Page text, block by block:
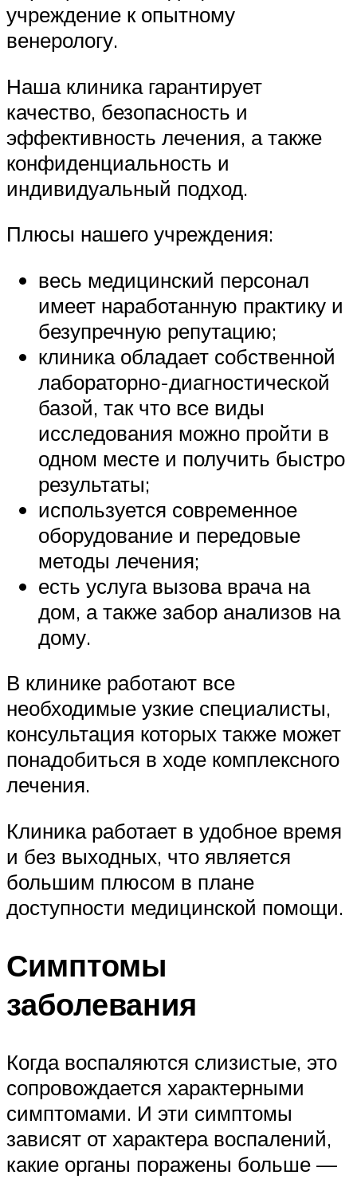
учреждение к опытному
венерологу.
Наша клиника гарантирует
качество, безопасность и
эффективность лечения, а также
конфиденциальность и
индивидуальный подход.
Плюсы нашего учреждения:
весь медицинский персонал
имеет наработанную практику и
безупречную репутацию;
клиника обладает собственной
лабораторно-диагностической
базой, так что все виды
исследования можно пройти в
одном месте и получить быстро
результаты;
используется современное
оборудование и передовые
методы лечения;
есть услуга вызова врача на
дом, а также забор анализов на
дому.
В клинике работают все
необходимые узкие специалисты,
консультация которых также может
понадобиться в ходе комплексного
лечения.
Клиника работает в удобное время
и без выходных, что является
большим плюсом в плане
доступности медицинской помощи.
Симптомы
заболевания
Когда воспаляются слизистые, это
сопровождается характерными
симптомами. И эти симптомы
зависят от характера воспалений,
какие органы поражены больше —